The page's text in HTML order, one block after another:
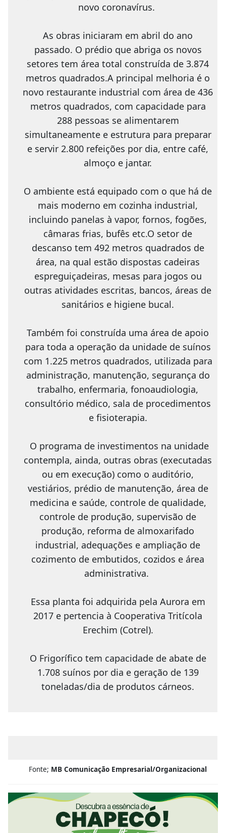
novo coronavírus.
As obras iniciaram em abril do ano
passado. O prédio que abriga os novos
setores tem área total construída de 3.874
metros quadrados.A principal melhoria é o
novo restaurante industrial com área de 436
metros quadrados, com capacidade para
288 pessoas se alimentarem
simultaneamente e estrutura para preparar
e servir 2.800 refeições por dia, entre café,
almoço e jantar.
O ambiente está equipado com o que há de
mais moderno em cozinha industrial,
incluindo panelas à vapor, fornos, fogões,
câmaras frias, bufês etc.O setor de
descanso tem 492 metros quadrados de
área, na qual estão dispostas cadeiras
espreguiçadeiras, mesas para jogos ou
outras atividades escritas, bancos, áreas de
sanitários e higiene bucal.
Também foi construída uma área de apoio
para toda a operação da unidade de suínos
com 1.225 metros quadrados, utilizada para
administração, manutenção, segurança do
trabalho, enfermaria, fonoaudiologia,
consultório médico, sala de procedimentos
e fisioterapia.
O programa de investimentos na unidade
contempla, ainda, outras obras (executadas
ou em execução) como o auditório,
vestiários, prédio de manutenção, área de
medicina e saúde, controle de qualidade,
controle de produção, supervisão de
produção, reforma de almoxarifado
industrial, adequações e ampliação de
cozimento de embutidos, cozidos e área
administrativa.
Essa planta foi adquirida pela Aurora em
2017 e pertencia à Cooperativa Tritícola
Erechim (Cotrel).
O Frigorífico tem capacidade de abate de
1.708 suínos por dia e geração de 139
toneladas/dia de produtos cárneos.
Fonte; MB Comunicação Empresarial/Organizacional